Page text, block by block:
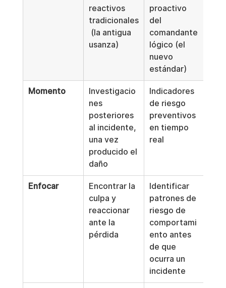
reactivos
tradicionales
(la antigua
usanza)
proactivo
del
comandante
lógico (el
nuevo
estándar)
Momento
Investigacio
nes
posteriores
al incidente,
una vez
producido el
daño
Indicadores
de riesgo
preventivos
en tiempo
real
Enfocar
Encontrar la
culpa y
reaccionar
ante la
pérdida
Identificar
patrones de
riesgo de
comportami
ento antes
de que
ocurra un
incidente